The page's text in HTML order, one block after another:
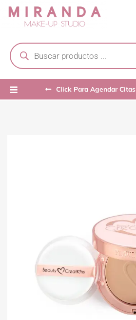
Skip
search
Click Para Agendar Citas